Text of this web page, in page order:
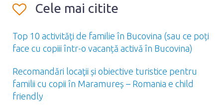
Cele mai citite
Top 10 activități de familie în Bucovina (sau ce poți
face cu copiii într-o vacanță activă în Bucovina)
Recomandări locaţii și obiective turistice pentru
familii cu copii în Maramureș – Romania e child
friendly